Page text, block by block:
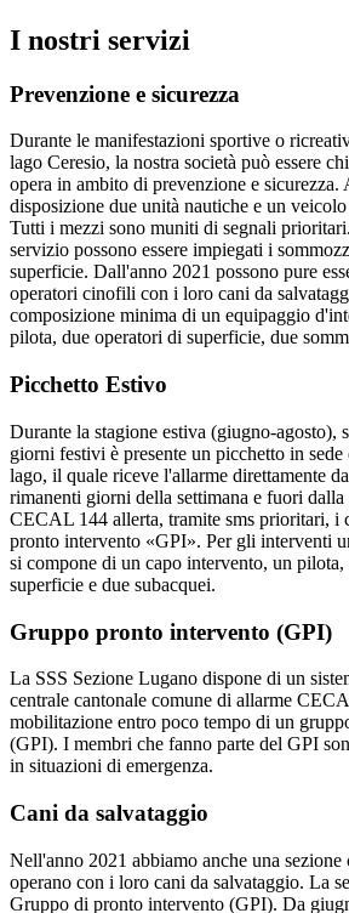
I nostri servizi
Prevenzione e sicurezza
Durante le manifestazioni sportive o
lago Ceresio, la nostra società può essere
opera in ambito di prevenzione e sicurezza.
disposizione due unità nautiche e un
Tutti i mezzi sono muniti di segnali
servizio possono essere impiegati i
superficie. Dall'anno 2021 possono pure
operatori cinofili con i loro cani da
composizione minima di un equipaggio
pilota, due operatori di superficie, due
Picchetto Estivo
Durante la stagione estiva (giugno-agosto),
giorni festivi è presente un picchetto in
lago, il quale riceve l'allarme direttamente
rimanenti giorni della settimana e fuori dalla
CECAL 144 allerta, tramite sms prioritari, i
pronto intervento «GPI». Per gli interventi
si compone di un capo intervento, un pilota,
superficie e due subacquei.
Gruppo pronto intervento (GPI)
La SSS Sezione Lugano dispone di un
centrale cantonale comune di allarme
mobilitazione entro poco tempo di un
(GPI). I membri che fanno parte del GPI
in situazioni di emergenza.
Cani da salvataggio
Nell'anno 2021 abbiamo anche una
operano con i loro cani da salvataggio. La
Gruppo di pronto intervento (GPI). Da